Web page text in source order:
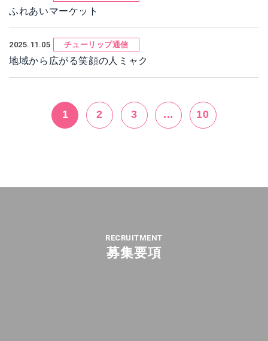
ふれあいマーケット
2025.11.05 チューリップ通信
地域から広がる笑顔の人ミャク
1 2 3 ... 10
RECRUITMENT
募集要項